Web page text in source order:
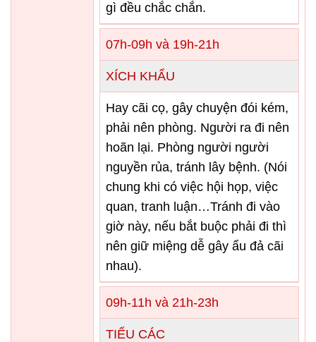
gì đều chắc chắn.
07h-09h và 19h-21h
XÍCH KHẨU
Hay cãi cọ, gây chuyện đói kém,
phải nên phòng. Người ra đi nên
hoãn lại. Phòng người người
nguyền rủa, tránh lây bệnh. (Nói
chung khi có việc hội họp, việc
quan, tranh luận…Tránh đi vào
giờ này, nếu bắt buộc phải đi thì
nên giữ miệng dễ gây ẩu đả cãi
nhau).
09h-11h và 21h-23h
TIỂU CÁC